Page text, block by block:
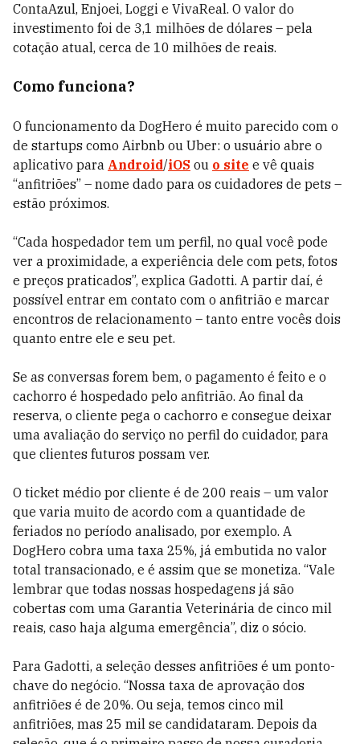
ContaAzul, Enjoei, Loggi e VivaReal. O valor do
investimento foi de 3,1 milhões de dólares – pela
cotação atual, cerca de 10 milhões de reais.
Como funciona?
O funcionamento da DogHero é muito parecido com o
de startups como Airbnb ou Uber: o usuário abre o
aplicativo para Android/iOS ou o site e vê quais
“anfitriões” – nome dado para os cuidadores de pets –
estão próximos.
“Cada hospedador tem um perfil, no qual você pode
ver a proximidade, a experiência dele com pets, fotos
e preços praticados”, explica Gadotti. A partir daí, é
possível entrar em contato com o anfitrião e marcar
encontros de relacionamento – tanto entre vocês dois
quanto entre ele e seu pet.
Se as conversas forem bem, o pagamento é feito e o
cachorro é hospedado pelo anfitrião. Ao final da
reserva, o cliente pega o cachorro e consegue deixar
uma avaliação do serviço no perfil do cuidador, para
que clientes futuros possam ver.
O ticket médio por cliente é de 200 reais – um valor
que varia muito de acordo com a quantidade de
feriados no período analisado, por exemplo. A
DogHero cobra uma taxa 25%, já embutida no valor
total transacionado, e é assim que se monetiza. “Vale
lembrar que todas nossas hospedagens já são
cobertas com uma Garantia Veterinária de cinco mil
reais, caso haja alguma emergência”, diz o sócio.
Para Gadotti, a seleção desses anfitriões é um ponto-
chave do negócio. “Nossa taxa de aprovação dos
anfitriões é de 20%. Ou seja, temos cinco mil
anfitriões, mas 25 mil se candidataram. Depois da